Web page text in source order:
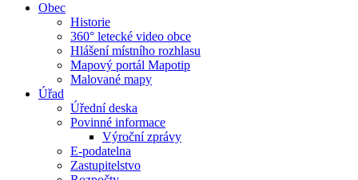
Obec
Historie
360° letecké video obce
Hlášení místního rozhlasu
Mapový portál Mapotip
Malované mapy
Úřad
Úřední deska
Povinné informace
Výroční zprávy
E-podatelna
Zastupitelstvo